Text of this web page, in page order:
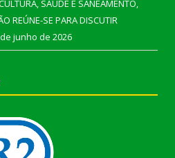
SAÚDE E SANEAMENTO,
REÚNE-SE PARA DISCUTIR
junho de 2026